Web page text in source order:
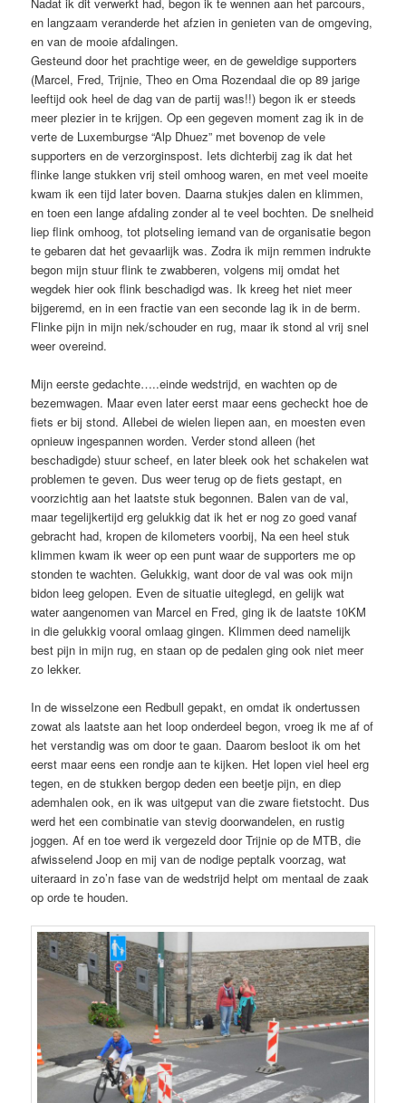
en langzaam veranderde het afzien in genieten van de omgeving,
en van de mooie afdalingen.
Gesteund door het prachtige weer, en de geweldige supporters
(Marcel, Fred, Trijnie, Theo en Oma Rozendaal die op 89 jarige
leeftijd ook heel de dag van de partij was!!) begon ik er steeds
meer plezier in te krijgen. Op een gegeven moment zag ik in de
verte de Luxemburgse “Alp Dhuez” met bovenop de vele
supporters en de verzorginspost. Iets dichterbij zag ik dat het
flinke lange stukken vrij steil omhoog waren, en met veel moeite
kwam ik een tijd later boven. Daarna stukjes dalen en klimmen,
en toen een lange afdaling zonder al te veel bochten. De snelheid
liep flink omhoog, tot plotseling iemand van de organisatie begon
te gebaren dat het gevaarlijk was. Zodra ik mijn remmen indrukte
begon mijn stuur flink te zwabberen, volgens mij omdat het
wegdek hier ook flink beschadigd was. Ik kreeg het niet meer
bijgeremd, en in een fractie van een seconde lag ik in de berm.
Flinke pijn in mijn nek/schouder en rug, maar ik stond al vrij snel
weer overeind.
Mijn eerste gedachte…..einde wedstrijd, en wachten op de
bezemwagen. Maar even later eerst maar eens gecheckt hoe de
fiets er bij stond. Allebei de wielen liepen aan, en moesten even
opnieuw ingespannen worden. Verder stond alleen (het
beschadigde) stuur scheef, en later bleek ook het schakelen wat
problemen te geven. Dus weer terug op de fiets gestapt, en
voorzichtig aan het laatste stuk begonnen. Balen van de val,
maar tegelijkertijd erg gelukkig dat ik het er nog zo goed vanaf
gebracht had, kropen de kilometers voorbij, Na een heel stuk
klimmen kwam ik weer op een punt waar de supporters me op
stonden te wachten. Gelukkig, want door de val was ook mijn
bidon leeg gelopen. Even de situatie uiteglegd, en gelijk wat
water aangenomen van Marcel en Fred, ging ik de laatste 10KM
in die gelukkig vooral omlaag gingen. Klimmen deed namelijk
best pijn in mijn rug, en staan op de pedalen ging ook niet meer
zo lekker.
In de wisselzone een Redbull gepakt, en omdat ik ondertussen
zowat als laatste aan het loop onderdeel begon, vroeg ik me af of
het verstandig was om door te gaan. Daarom besloot ik om het
eerst maar eens een rondje aan te kijken. Het lopen viel heel erg
tegen, en de stukken bergop deden een beetje pijn, en diep
ademhalen ook, en ik was uitgeput van die zware fietstocht. Dus
werd het een combinatie van stevig doorwandelen, en rustig
joggen. Af en toe werd ik vergezeld door Trijnie op de MTB, die
afwisselend Joop en mij van de nodige peptalk voorzag, wat
uiteraard in zo’n fase van de wedstrijd helpt om mentaal de zaak
op orde te houden.